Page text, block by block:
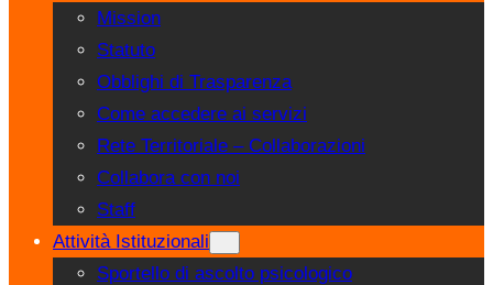
Mission
Statuto
Obblighi di Trasparenza
Come accedere ai servizi
Rete Territoriale – Collaborazioni
Collabora con noi
Staff
Attività Istituzionali
Sportello di ascolto psicologico